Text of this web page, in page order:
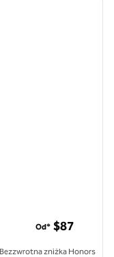
Od* $87
Bezzwrotna zniżka Honors